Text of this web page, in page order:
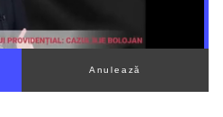
Anulează